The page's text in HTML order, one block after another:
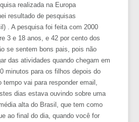
realizada na Europa
resultado de pesquisas
. A pesquisa foi feita com 2000
3 e 18 anos, e 42 por cento dos
se sentem bons pais, pois não
das atividades quando chegam em
minutos para os filhos depois do
tempo vai para responder email,
dias estava ouvindo sobre uma
alta do Brasil, que tem como
ao final do dia, quando você for